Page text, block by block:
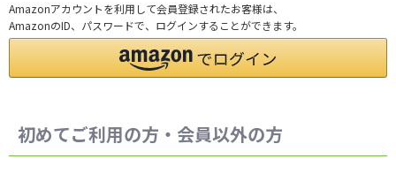
Amazonアカウントを利用して会員登録されたお客様は、
AmazonのID、パスワードで、ログインすることができます。
初めてご利用の方・会員以外の方